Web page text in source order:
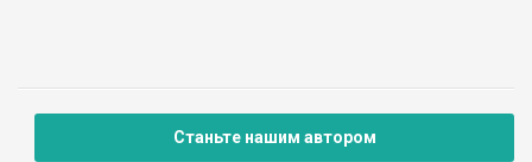
найцікавіша долина […]
Станьте нашим автором